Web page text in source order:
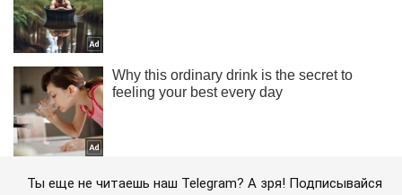
Ты еще не читаешь наш Telegram? А зря! Подписывайся